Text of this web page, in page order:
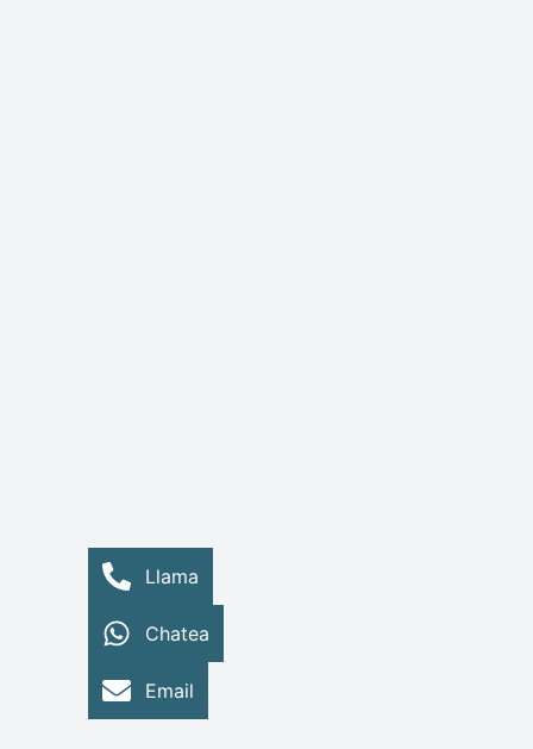
Llama
Chatea
Email